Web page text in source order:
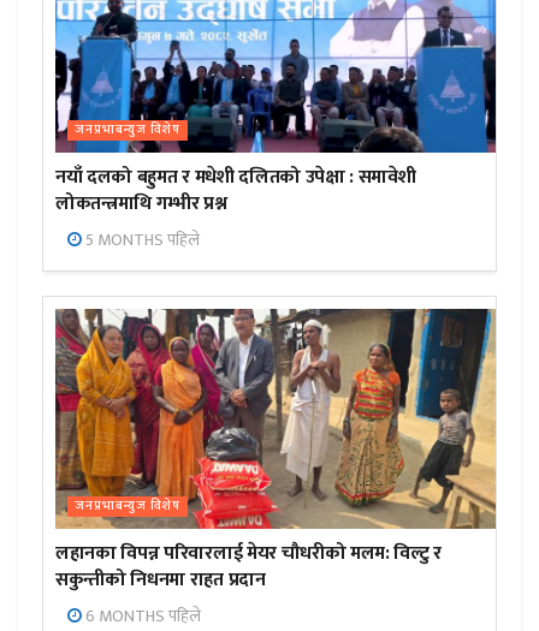
जनप्रभाबन्युज विशेष
नयाँ दलको बहुमत र मधेशी दलितको उपेक्षा : समावेशी
लोकतन्त्रमाथि गम्भीर प्रश्न
5 MONTHS पहिले
जनप्रभाबन्युज विशेष
लहानका विपन्न परिवारलाई मेयर चौधरीको मलम: विल्टु र
सकुन्तीको निधनमा राहत प्रदान
6 MONTHS पहिले